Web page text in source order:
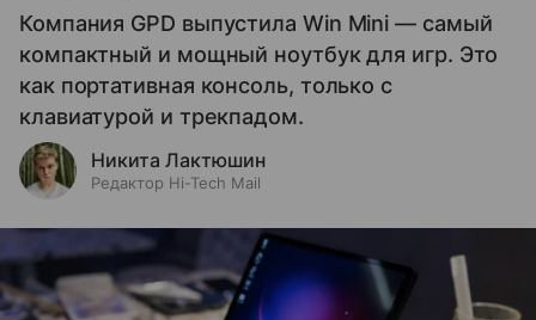
Компания GPD выпустила Win Mini — самый
компактный и мощный ноутбук для игр. Это
как портативная консоль, только с
клавиатурой и трекпадом.
Никита Лактюшин
Редактор Hi-Tech Mail